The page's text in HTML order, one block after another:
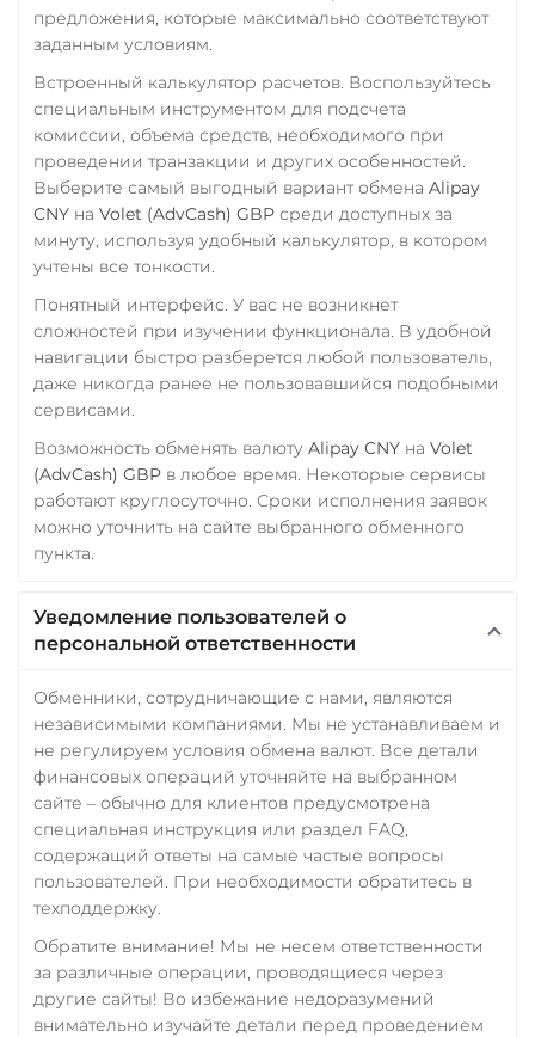
предложения, которые максимально соответствуют
заданным условиям.
Встроенный калькулятор расчетов. Воспользуйтесь
специальным инструментом для подсчета
комиссии, объема средств, необходимого при
проведении транзакции и других особенностей.
Выберите самый выгодный вариант обмена Alipay
CNY на Volet (AdvCash) GBP среди доступных за
минуту, используя удобный калькулятор, в котором
учтены все тонкости.
Понятный интерфейс. У вас не возникнет
сложностей при изучении функционала. В удобной
навигации быстро разберется любой пользователь,
даже никогда ранее не пользовавшийся подобными
сервисами.
Возможность обменять валюту Alipay CNY на Volet
(AdvCash) GBP в любое время. Некоторые сервисы
работают круглосуточно. Сроки исполнения заявок
можно уточнить на сайте выбранного обменного
пункта.
Уведомление пользователей о
персональной ответственности
Обменники, сотрудничающие с нами, являются
независимыми компаниями. Мы не устанавливаем и
не регулируем условия обмена валют. Все детали
финансовых операций уточняйте на выбранном
сайте – обычно для клиентов предусмотрена
специальная инструкция или раздел FAQ,
содержащий ответы на самые частые вопросы
пользователей. При необходимости обратитесь в
техподдержку.
Обратите внимание! Мы не несем ответственности
за различные операции, проводящиеся через
другие сайты! Во избежание недоразумений
внимательно изучайте детали перед проведением